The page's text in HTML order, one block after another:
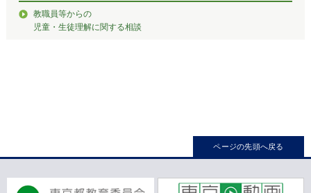
教職員等からの
児童・生徒理解に関する相談
ページの先頭へ戻る